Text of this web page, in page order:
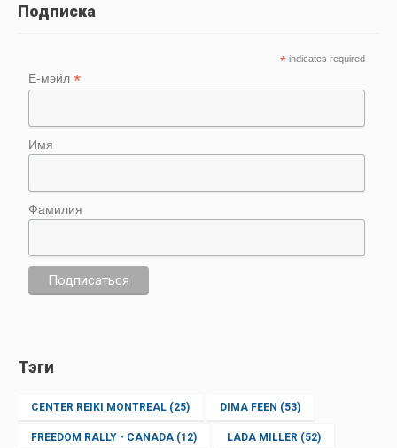
Подписка
* indicates required
Е-мэйл*
Имя
Фамилия
Тэги
CENTER REIKI MONTREAL (25) DIMA FEEN (53)
FREEDOM RALLY - CANADA (12) LADA MILLER (52)